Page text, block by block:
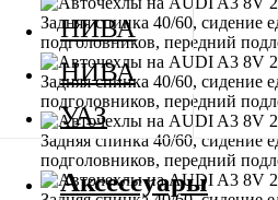
НИВА
НИВА
УАЗ
Аксессуары